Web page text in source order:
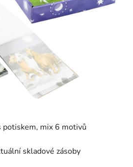
mix 6 motivů
skladové zásoby